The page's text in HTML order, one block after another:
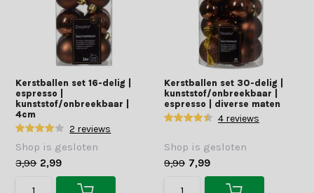
Kerstballen set 16-delig |
espresso |
kunststof/onbreekbaar |
4cm
2 reviews
Shop is gesloten
3,99 2,99
Kerstballen set 30-delig |
kunststof/onbreekbaar |
espresso | diverse maten
4 reviews
Shop is gesloten
9,99 7,99